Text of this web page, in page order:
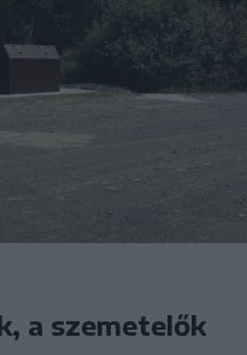
a szemetelők